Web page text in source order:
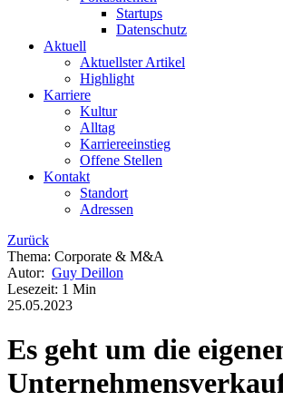
Startups
Datenschutz
Aktuell
Aktuellster Artikel
Highlight
Karriere
Kultur
Alltag
Karriereeinstieg
Offene Stellen
Kontakt
Standort
Adressen
Zurück
Thema: Corporate & M&A
Autor: Guy Deillon
Lesezeit: 1 Min
25.05.2023
Es geht um die